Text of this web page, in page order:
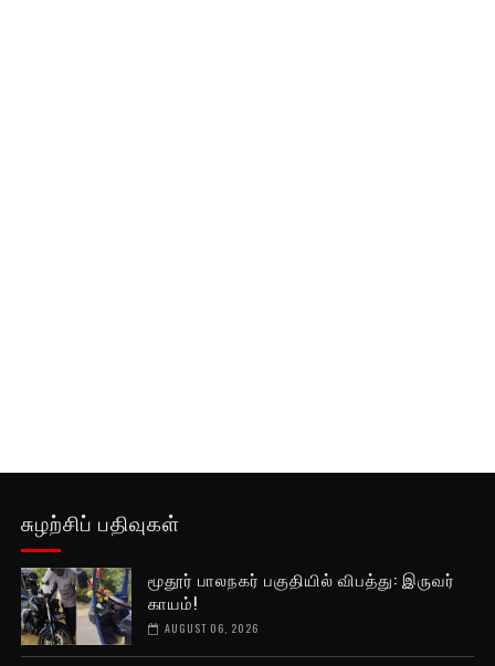
சுழற்சிப் பதிவுகள்
மூதூர் பாலநகர் பகுதியில் விபத்து: இருவர்
காயம்!
AUGUST 06, 2026